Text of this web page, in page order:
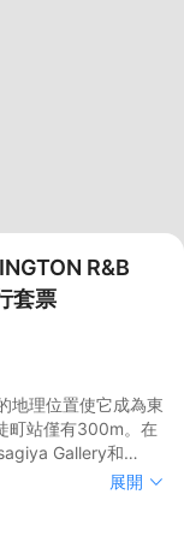
R&B
套票
地理位置使它成為東
Gallery和
設施都是經過精心
己的客房內放鬆，
地理位置使它成為東
Gallery和
展開